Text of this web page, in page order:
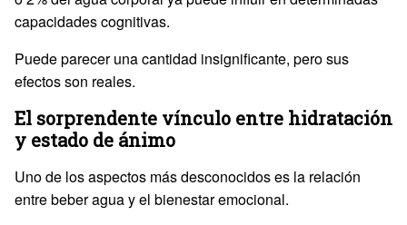
capacidades cognitivas.
Puede parecer una cantidad insignificante, pero sus
efectos son reales.
El sorprendente vínculo entre hidratación
y estado de ánimo
Uno de los aspectos más desconocidos es la relación
entre beber agua y el bienestar emocional.